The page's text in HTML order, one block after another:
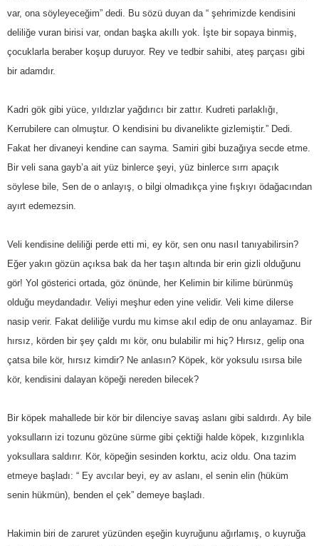
var, ona söyleyeceğim” dedi. Bu sözü duyan da “ şehrimizde kendisini
deliliğe vuran birisi var, ondan başka akıllı yok. İşte bir sopaya binmiş,
çocuklarla beraber koşup duruyor. Rey ve tedbir sahibi, ateş parçası gibi
bir adamdır.
Kadri gök gibi yüce, yıldızlar yağdırıcı bir zattır. Kudreti parlaklığı,
Kerrubilere can olmuştur. O kendisini bu divanelikte gizlemiştir.” Dedi.
Fakat her divaneyi kendine can sayma. Samiri gibi buzağıya secde etme.
Bir veli sana gayb’a ait yüz binlerce şeyi, yüz binlerce sırrı apaçık
söylese bile, Sen de o anlayış, o bilgi olmadıkça yine fışkıyı ödağacından
ayırt edemezsin.
Veli kendisine deliliği perde etti mi, ey kör, sen onu nasıl tanıyabilirsin?
Eğer yakın gözün açıksa bak da her taşın altında bir erin gizli olduğunu
gör! Yol gösterici ortada, göz önünde, her Kelimin bir kilime bürünmüş
olduğu meydandadır. Veliyi meşhur eden yine velidir. Veli kime dilerse
nasip verir. Fakat deliliğe vurdu mu kimse akıl edip de onu anlayamaz. Bir
hırsız, körden bir şey çaldı mı kör, onu bulabilir mi hiç? Hırsız, gelip ona
çatsa bile kör, hırsız kimdir? Ne anlasın? Köpek, kör yoksulu ısırsa bile
kör, kendisini dalayan köpeği nereden bilecek?
Bir köpek mahallede bir kör bir dilenciye savaş aslanı gibi saldırdı. Ay bile
yoksulların izi tozunu gözüne sürme gibi çektiği halde köpek, kızgınlıkla
yoksullara saldırır. Kör, köpeğin sesinden korktu, aciz oldu. Ona tazim
etmeye başladı: “ Ey avcılar beyi, ey av aslanı, el senin elin (hüküm
senin hükmün), benden el çek” demeye başladı.
Hakimin biri de zaruret yüzünden eşeğin kuyruğunu ağırlamış, o kuyruğa